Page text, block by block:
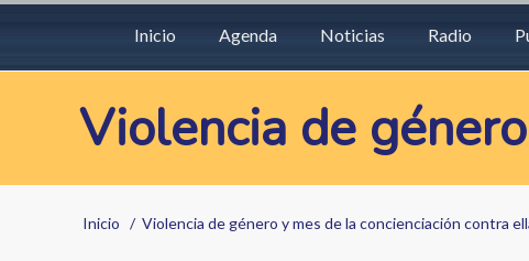
Main
navigation
Inicio Agenda Noticias Radio
Violencia de
Sobrescribir
Inicio Violencia de género y mes de la concienciación contra